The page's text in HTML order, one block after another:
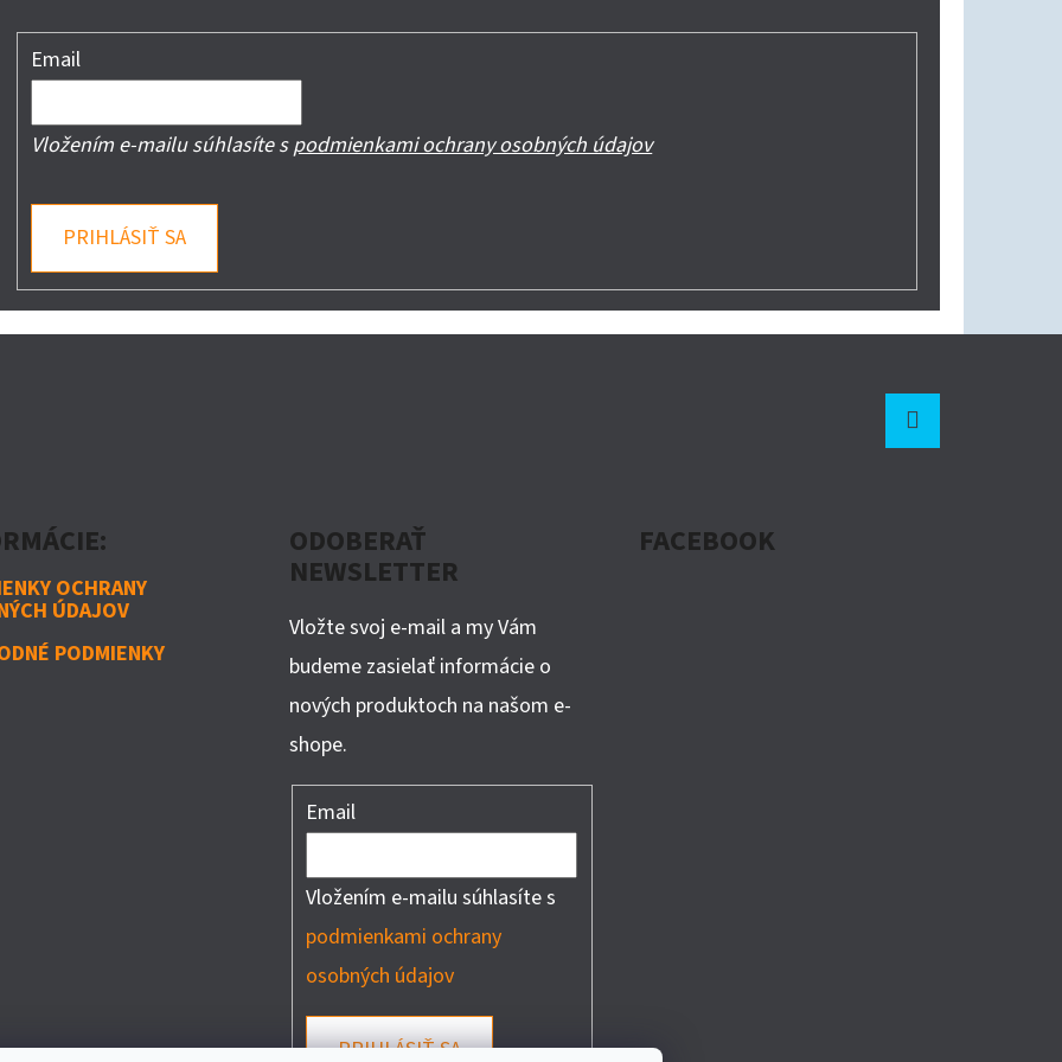
Email
Vložením e-mailu súhlasíte spodmienkami ochrany osobných údajov
PRIHLÁSIŤ SA
OCHRANY
ÚDAJOV
PODMIENKY
ODOBERAŤ
NEWSLETTER
Vložte svoj e-mail a my Vám
budeme zasielať informácie o
nových produktoch na našom e-
shope.
Email
Vložením e-mailu súhlasíte s
podmienkami ochrany
osobných údajov
PRIHLÁSIŤ SA
FACEBOOK